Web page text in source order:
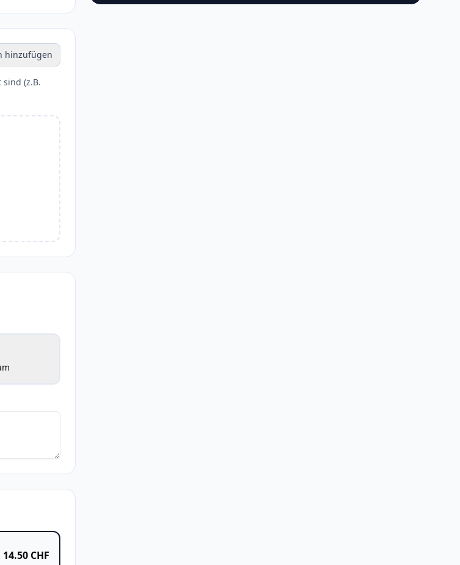
hinzufügen
(z.B.
14.50 CHF